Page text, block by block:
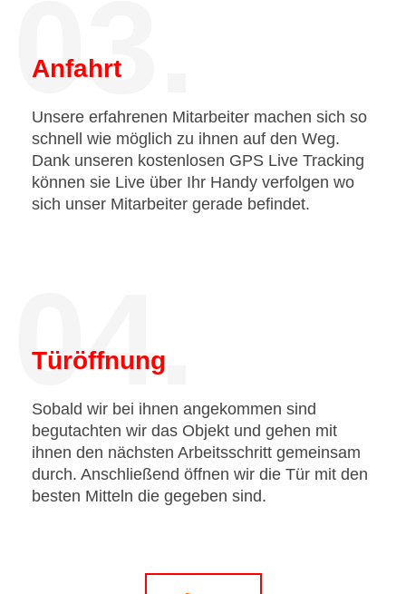
03.
Anfahrt
Unsere erfahrenen Mitarbeiter machen sich so
schnell wie möglich zu ihnen auf den Weg.
Dank unseren kostenlosen GPS Live Tracking
können sie Live über Ihr Handy verfolgen wo
sich unser Mitarbeiter gerade befindet.
04.
Türöffnung
Sobald wir bei ihnen angekommen sind
begutachten wir das Objekt und gehen mit
ihnen den nächsten Arbeitsschritt gemeinsam
durch. Anschließend öffnen wir die Tür mit den
besten Mitteln die gegeben sind.